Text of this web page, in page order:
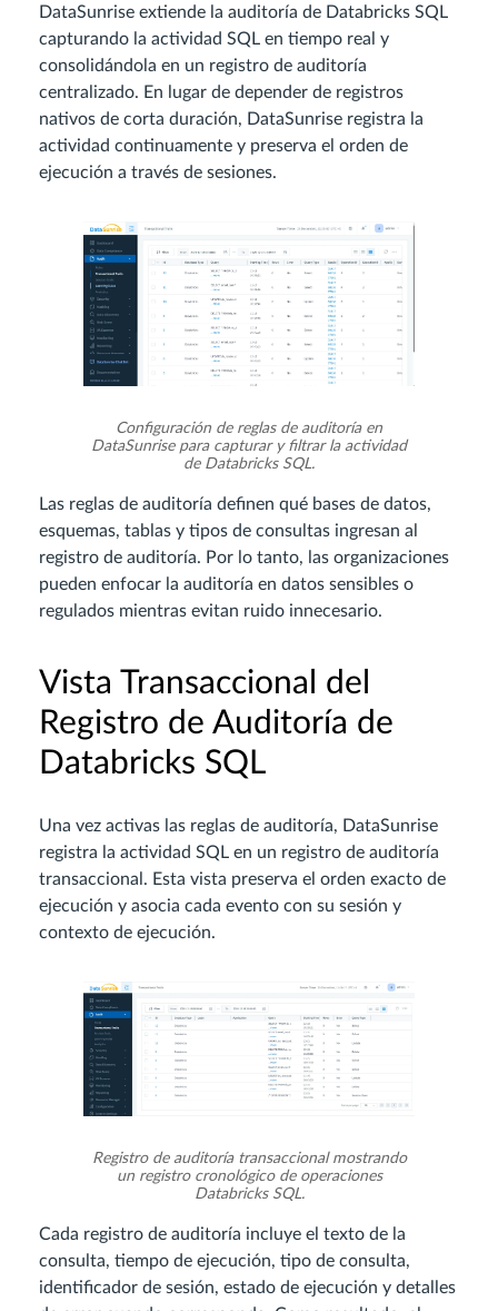
DataSunrise extiende la auditoría de Databricks SQL
capturando la actividad SQL en tiempo real y
consolidándola en un registro de auditoría
centralizado. En lugar de depender de registros
nativos de corta duración, DataSunrise registra la
actividad continuamente y preserva el orden de
ejecución a través de sesiones.
Configuración de reglas de auditoría en
DataSunrise para capturar y filtrar la actividad
de Databricks SQL.
Las reglas de auditoría definen qué bases de datos,
esquemas, tablas y tipos de consultas ingresan al
registro de auditoría. Por lo tanto, las organizaciones
pueden enfocar la auditoría en datos sensibles o
regulados mientras evitan ruido innecesario.
Vista Transaccional del
Registro de Auditoría de
Databricks SQL
Una vez activas las reglas de auditoría, DataSunrise
registra la actividad SQL en un registro de auditoría
transaccional. Esta vista preserva el orden exacto de
ejecución y asocia cada evento con su sesión y
contexto de ejecución.
Registro de auditoría transaccional mostrando
un registro cronológico de operaciones
Databricks SQL.
Cada registro de auditoría incluye el texto de la
consulta, tiempo de ejecución, tipo de consulta,
identificador de sesión, estado de ejecución y detalles